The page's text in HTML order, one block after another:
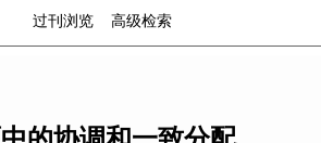
过刊浏览 高级检索